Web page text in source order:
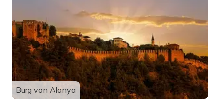
Burg von Alanya